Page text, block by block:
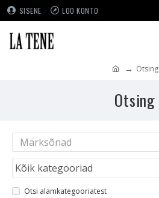
SISENE LOO KONTO
Otsing
Otsing
Otsi alamkategooriatest